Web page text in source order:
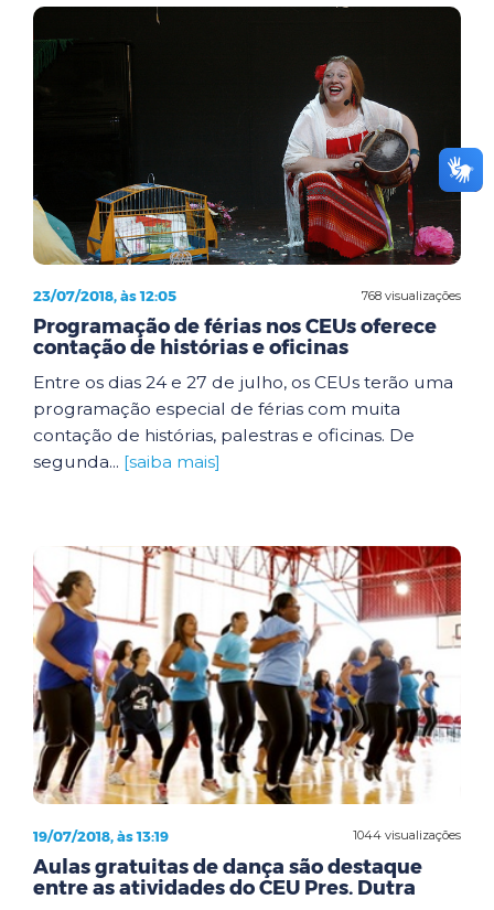
768 visualizações
23/07/2018, às 12:05
Programação de férias nos CEUs oferece
contação de histórias e oficinas
Entre os dias 24 e 27 de julho, os CEUs terão uma
programação especial de férias com muita
contação de histórias, palestras e oficinas. De
segunda... [saiba mais]
1044 visualizações
19/07/2018, às 13:19
Aulas gratuitas de dança são destaque
entre as atividades do CEU Pres. Dutra